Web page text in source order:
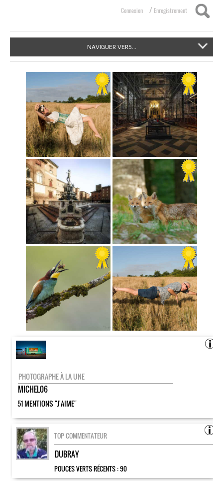
Connexion / Enregistrement
NAVIGUER VERS...
PHOTOGRAPHE À LA UNE
MICHEL06
51 MENTIONS "J'AIME"
TOP COMMENTATEUR
DUBRAY
POUCES VERTS RÉCENTS :90